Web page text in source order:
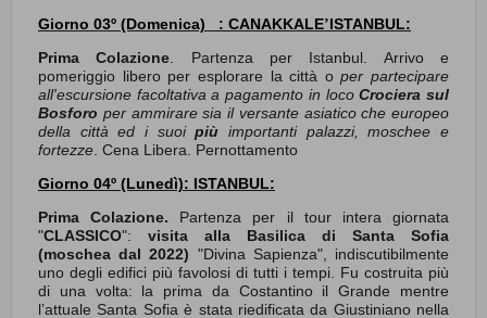
Giorno 03º (Domenica) : CANAKKALE’ISTANBUL:
Prima Colazione . Partenza per Istanbul. Arrivo e
pomeriggio libero per esplorare la città oper partecipare
all'escursione facoltativa a pagamento in locoCrociera sul
Bosforo per ammirare sia il versante asiatico che europeo
della città ed i suoipiù importanti palazzi, moschee e
fortezze . Cena Libera. Pernottamento
Giorno 04º (Lunedì): ISTANBUL:
Prima Colazione. Partenza per il tour intera giornata
"CLASSICO": visita alla Basilica di Santa Sofia
(moschea dal 2022) "Divina Sapienza", indiscutibilmente
uno degli edifici più favolosi di tutti i tempi. Fu costruita più
di una volta: la prima da Costantino il Grande mentre
l’attuale Santa Sofia è stata riedificata da Giustiniano nella